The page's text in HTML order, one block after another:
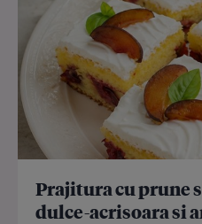
Prajitura cu prune
dulce-acrisoara si